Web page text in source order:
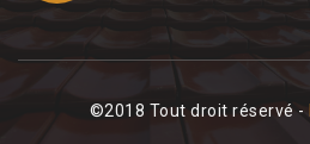
©2018 Tout droit réservé -